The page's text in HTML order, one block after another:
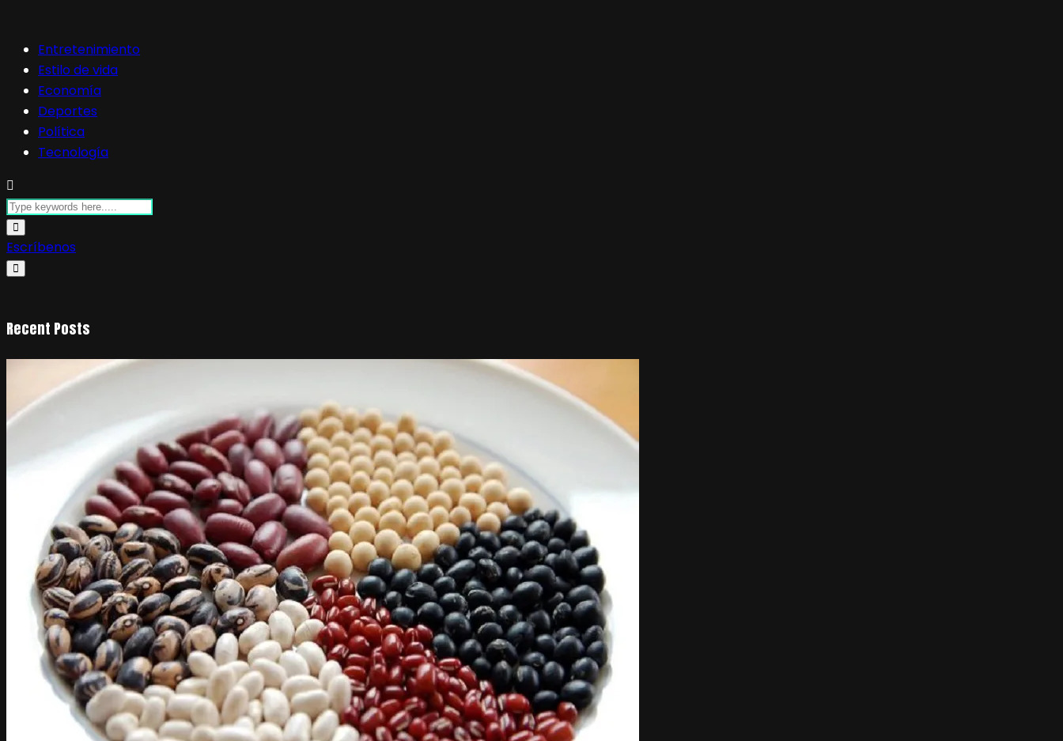
Entretenimiento
Estilo de vida
Economía
Deportes
Política
Tecnología
Escríbenos
Recent Posts